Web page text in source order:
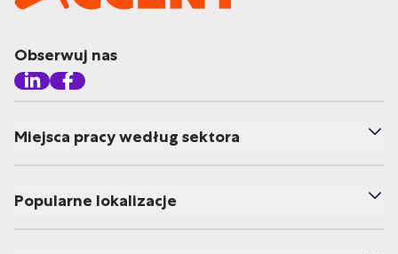
Obserwuj nas
Miejsca pracy według sektora
Popularne lokalizacje